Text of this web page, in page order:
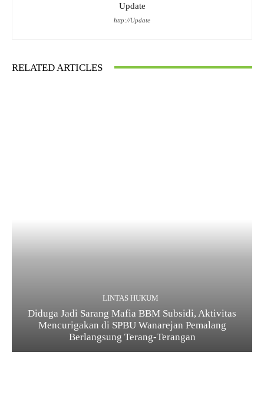
Update
http://Update
RELATED ARTICLES
LINTAS HUKUM
Diduga Jadi Sarang Mafia BBM Subsidi, Aktivitas
Mencurigakan di SPBU Wanarejan Pemalang
Berlangsung Terang-Terangan